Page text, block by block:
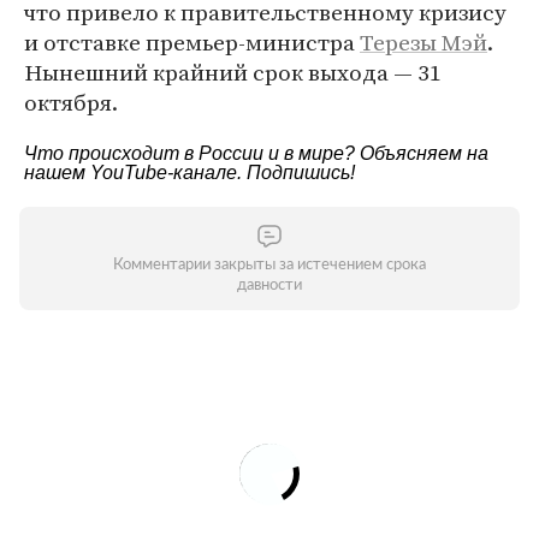
что привело к правительственному кризису
и отставке премьер-министраТерезы Мэй.
Нынешний крайний срок выхода — 31
октября.
Что происходит в России и в мире? Объясняем на
нашем YouTube-канале. Подпишись!
Комментарии закрыты за истечением срока
давности